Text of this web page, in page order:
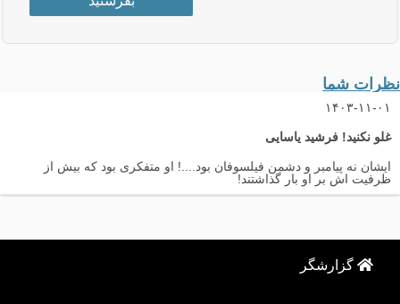
نظرات شما
۱۴۰۳-۱۱-۰۱
غلو نکنید!فرشید یاسایی
ایشان نه پیامبر و دشمن فیلسوفان بود....! او متفکری بود که بیش از
ظرفیت اش بر او بار گذاشتند!
گزارشگر